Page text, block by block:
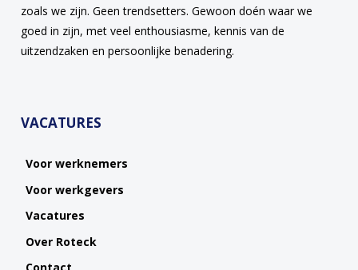
zoals we zijn. Geen trendsetters. Gewoon doén waar we
goed in zijn, met veel enthousiasme, kennis van de
uitzendzaken en persoonlijke benadering.
VACATURES
Voor werknemers
Voor werkgevers
Vacatures
Over Roteck